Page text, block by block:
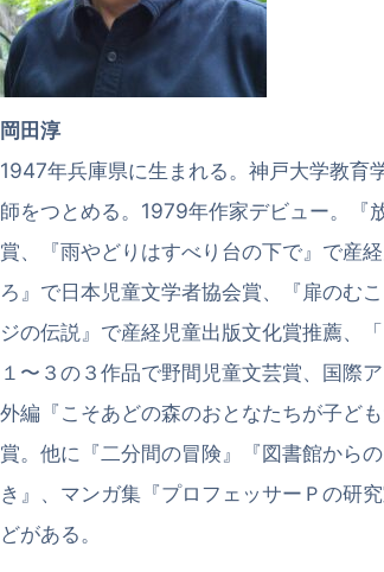
岡田淳
1947年兵庫県に生まれる。神戸大学教育
師をつとめる。1979年作家デビュー。『
賞、『雨やどりはすべり台の下で』で産
ろ』で日本児童文学者協会賞、『扉のむ
ジの伝説』で産経児童出版文化賞推薦、
１〜３の３作品で野間児童文芸賞、国際
外編『こそあどの森のおとなたちが子ど
賞。他に『二分間の冒険』『図書館から
き』、マンガ集『プロフェッサーＰの研
どがある。